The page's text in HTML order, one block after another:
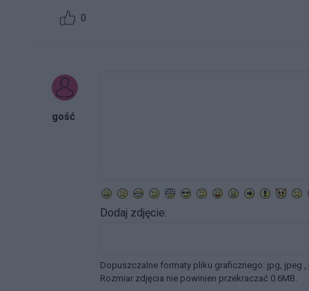
0
gość
Dodaj zdjęcie:
Dopuszczalne formaty pliku graficznego: jpg, jpeg ,
Rozmiar zdjęcia nie powinien przekraczać 0.6MB.